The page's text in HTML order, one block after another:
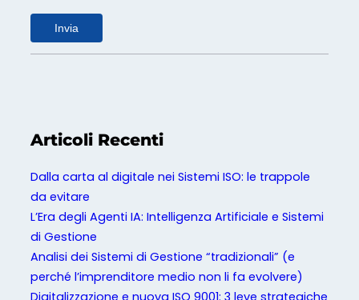
Invia
Articoli Recenti
Dalla carta al digitale nei Sistemi ISO: le trappole
da evitare
L’Era degli Agenti IA: Intelligenza Artificiale e Sistemi
di Gestione
Analisi dei Sistemi di Gestione “tradizionali” (e
perché l’imprenditore medio non li fa evolvere)
Digitalizzazione e nuova ISO 9001: 3 leve strategiche